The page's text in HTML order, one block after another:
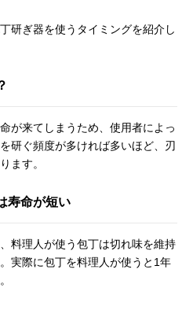
研ぎ器を使うタイミングを紹介し
が来てしまうため、使用者によっ
研ぐ頻度が多ければ多いほど、刃
ます。
寿命が短い
料理人が使う包丁は切れ味を維持
実際に包丁を料理人が使うと1年